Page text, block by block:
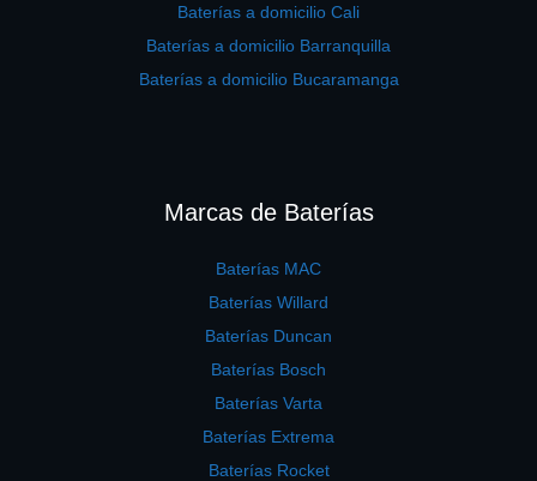
Baterías a domicilio Cali
Baterías a domicilio Barranquilla
Baterías a domicilio Bucaramanga
Marcas de Baterías
Baterías MAC
Baterías Willard
Baterías Duncan
Baterías Bosch
Baterías Varta
Baterías Extrema
Baterías Rocket